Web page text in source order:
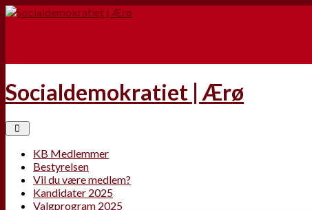
Socialdemokratiet | Ærø
KB Medlemmer
Bestyrelsen
Vil du være medlem?
Kandidater 2025
Valgprogram 2025